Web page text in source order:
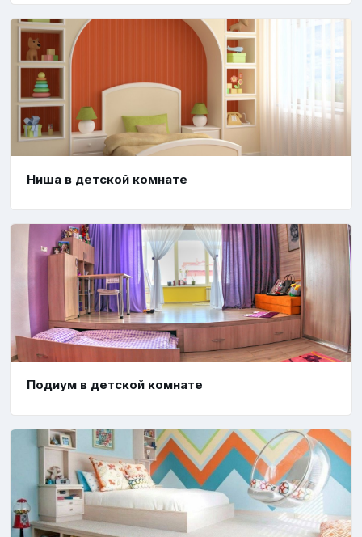
Ниша в детской комнате
Подиум в детской комнате